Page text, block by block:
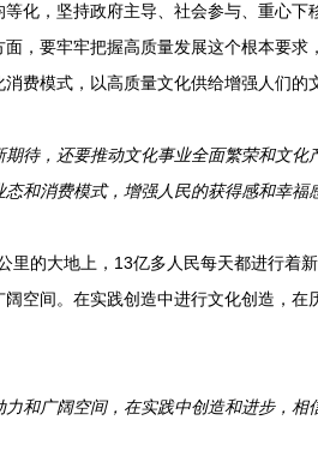
化，坚持政府主导、社会参与、重心
，要牢牢把握高质量发展这个根本要
费模式，以高质量文化供给增强人们的
待，还要推动文化事业全面繁荣和文化
和消费模式，增强人民的获得感和幸福
的大地上，13亿多人民每天都进行着
空间。在实践创造中进行文化创造，
和广阔空间，在实践中创造和进步，相